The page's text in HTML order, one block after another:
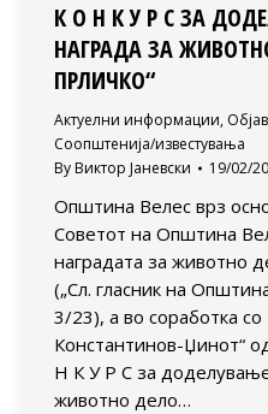
К О Н К У Р С ЗА
НАГРАДА ЗА
ПРЛИЧКО“
Актуелни информации,
Соопштенија/известувања
By Виктор Јаневски 19/02/
Општина Велес врз
Советот на Општина
наградата за животно
(„Сл. гласник на
3/23), а во соработка
Константинов-Џинот“
Н К У Р С за
животно дело…